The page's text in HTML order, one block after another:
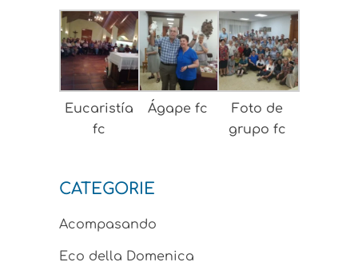
Eucaristía
fc
Ágape fc
Foto de
grupo fc
CATEGORIE
Acompasando
Eco della Domenica